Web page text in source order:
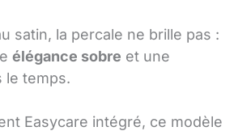
satin, la percale ne brille pas :
élégance sobre et une
le temps.
Easycare intégré, ce modèle